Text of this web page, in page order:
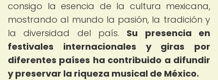
consigo la esencia de la cultura mexicana,
mostrando al mundo la pasión, la tradición y
la diversidad del país. Su presencia en
festivales internacionales y giras por
diferentes países ha contribuido a difundir
y preservar la riqueza musical de México.